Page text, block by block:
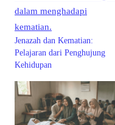
Jenazah dan Kematian:
Pelajaran dari Penghujung
Kehidupan